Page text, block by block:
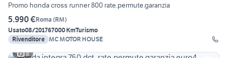
Promo honda cross runner 800 rate.permute.garanzia
5.990 €Roma (RM)
Usato08/201767000 KmTurismo
Rivenditore MC MOTOR HOUSE
8